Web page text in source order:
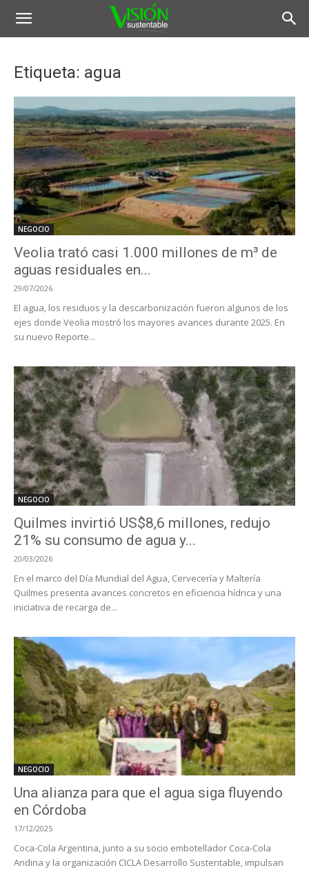
Etiqueta: agua
NEGOCIO
Veolia trató casi 1.000 millones de m³ de
aguas residuales en...
29/07/2026
El agua, los residuos y la descarbonización fueron algunos de los
ejes donde Veolia mostró los mayores avances durante 2025. En
su nuevo Reporte...
NEGOCIO
Quilmes invirtió US$8,6 millones, redujo
21% su consumo de agua y...
20/03/2026
En el marco del Día Mundial del Agua, Cervecería y Maltería
Quilmes presenta avances concretos en eficiencia hídrica y una
iniciativa de recarga de...
NEGOCIO
Una alianza para que el agua siga fluyendo
en Córdoba
17/12/2025
Coca-Cola Argentina, junto a su socio embotellador Coca-Cola
Andina y la organización CICLA Desarrollo Sustentable, impulsan